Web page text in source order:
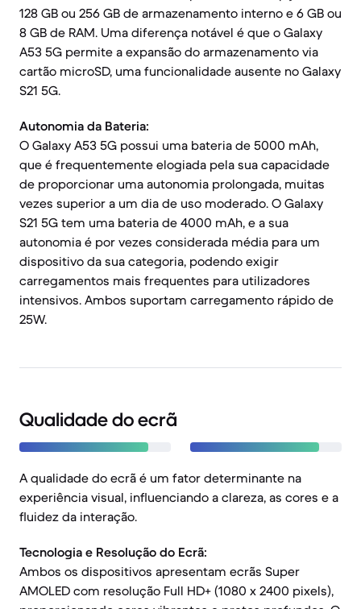
128 GB ou 256 GB de armazenamento interno e 6 GB ou
8 GB de RAM. Uma diferença notável é que o Galaxy
A53 5G permite a expansão do armazenamento via
cartão microSD, uma funcionalidade ausente no Galaxy
S21 5G.
Autonomia da Bateria:
O Galaxy A53 5G possui uma bateria de 5000 mAh,
que é frequentemente elogiada pela sua capacidade
de proporcionar uma autonomia prolongada, muitas
vezes superior a um dia de uso moderado. O Galaxy
S21 5G tem uma bateria de 4000 mAh, e a sua
autonomia é por vezes considerada média para um
dispositivo da sua categoria, podendo exigir
carregamentos mais frequentes para utilizadores
intensivos. Ambos suportam carregamento rápido de
25W.
Qualidade do ecrã
A qualidade do ecrã é um fator determinante na
experiência visual, influenciando a clareza, as cores e a
fluidez da interação.
Tecnologia e Resolução do Ecrã:
Ambos os dispositivos apresentam ecrãs Super
AMOLED com resolução Full HD+ (1080 x 2400 pixels),